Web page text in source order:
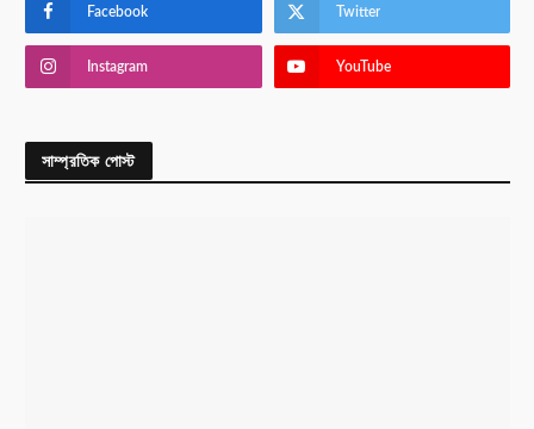
Facebook Twitter
Instagram YouTube
সাম্প্রতিক পোস্ট